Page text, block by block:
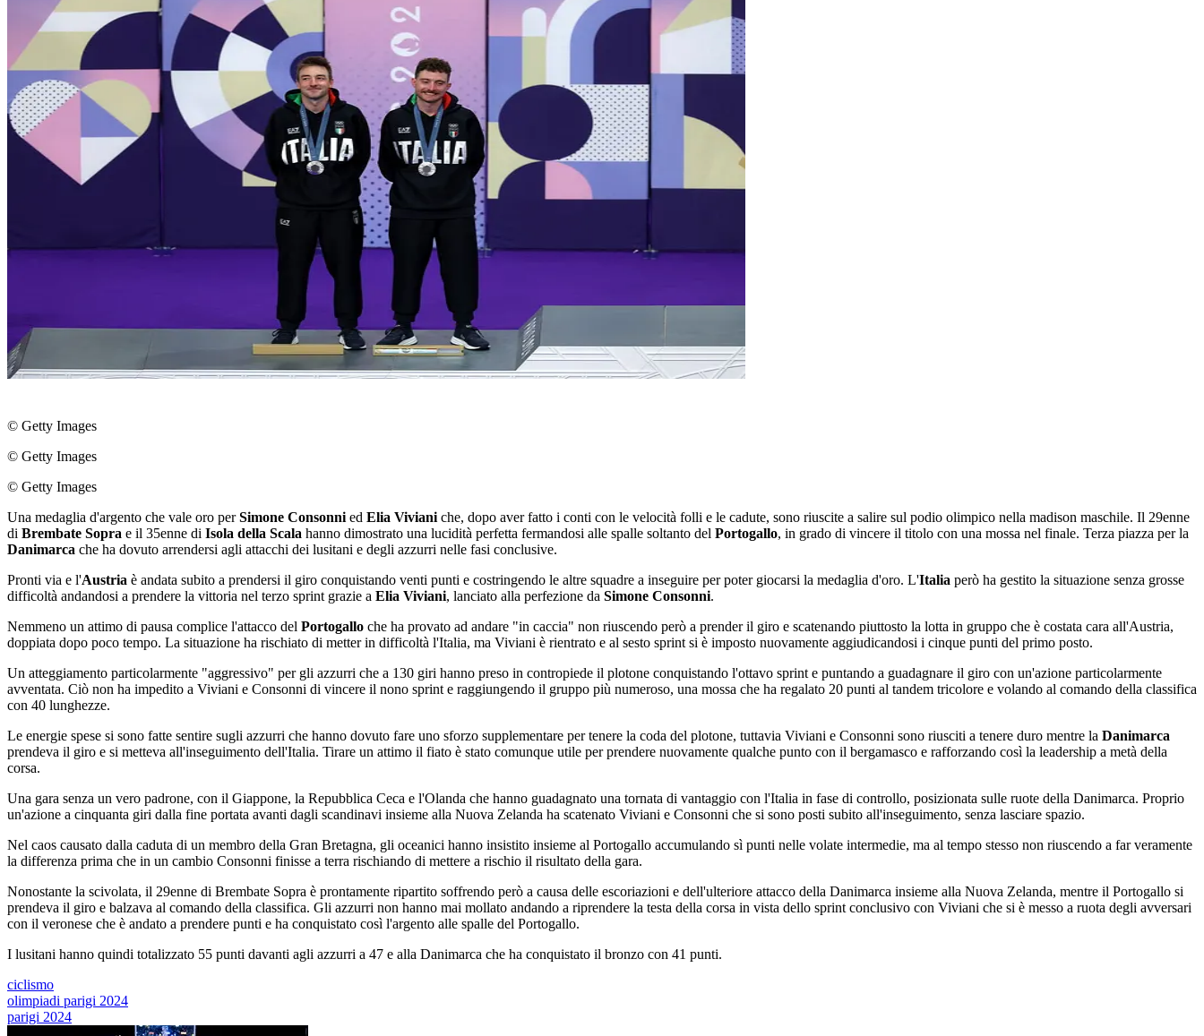
© Getty Images
© Getty Images
© Getty Images
Una medaglia d'argento che vale oro perSimone Consonni ed Elia Viviani che, dopo aver fatto i conti con le velocità folli e le cadute, sono riuscite a salire sul podio olimpico nella madison maschile. Il 29enne
di Brembate Sopra e il 35enne di Isola della Scala hanno dimostrato una lucidità perfetta fermandosi alle spalle soltanto del Portogallo, in grado di vincere il titolo con una mossa nel finale. Terza piazza per la
Danimarca che ha dovuto arrendersi agli attacchi dei lusitani e degli azzurri nelle fasi conclusive.
Pronti via e l'Austria è andata subito a prendersi il giro conquistando venti punti e costringendo le altre squadre a inseguire per poter giocarsi la medaglia d'oro. L'Italia però ha gestito la situazione senza grosse
difficoltà andandosi a prendere la vittoria nel terzo sprint grazie a Elia Viviani, lanciato alla perfezione da Simone Consonni.
Nemmeno un attimo di pausa complice l'attacco del Portogallo che ha provato ad andare "in caccia" non riuscendo però a prender il giro e scatenando piuttosto la lotta in gruppo che è costata cara all'Austria,
doppiata dopo poco tempo. La situazione ha rischiato di metter in difficoltà l'Italia, ma Viviani è rientrato e al sesto sprint si è imposto nuovamente aggiudicandosi i cinque punti del primo posto.
Un atteggiamento particolarmente "aggressivo" per gli azzurri che a 130 giri hanno preso in contropiede il plotone conquistando l'ottavo sprint e puntando a guadagnare il giro con un'azione particolarmente
avventata. Ciò non ha impedito a Viviani e Consonni di vincere il nono sprint e raggiungendo il gruppo più numeroso, una mossa che ha regalato 20 punti al tandem tricolore e volando al comando della classifica
con 40 lunghezze.
Le energie spese si sono fatte sentire sugli azzurri che hanno dovuto fare uno sforzo supplementare per tenere la coda del plotone, tuttavia Viviani e Consonni sono riusciti a tenere duro mentre la Danimarca
prendeva il giro e si metteva all'inseguimento dell'Italia. Tirare un attimo il fiato è stato comunque utile per prendere nuovamente qualche punto con il bergamasco e rafforzando così la leadership a metà della
corsa.
Una gara senza un vero padrone, con il Giappone, la Repubblica Ceca e l'Olanda che hanno guadagnato una tornata di vantaggio con l'Italia in fase di controllo, posizionata sulle ruote della Danimarca. Proprio
un'azione a cinquanta giri dalla fine portata avanti dagli scandinavi insieme alla Nuova Zelanda ha scatenato Viviani e Consonni che si sono posti subito all'inseguimento, senza lasciare spazio.
Nel caos causato dalla caduta di un membro della Gran Bretagna, gli oceanici hanno insistito insieme al Portogallo accumulando sì punti nelle volate intermedie, ma al tempo stesso non riuscendo a far veramente
la differenza prima che in un cambio Consonni finisse a terra rischiando di mettere a rischio il risultato della gara.
Nonostante la scivolata, il 29enne di Brembate Sopra è prontamente ripartito soffrendo però a causa delle escoriazioni e dell'ulteriore attacco della Danimarca insieme alla Nuova Zelanda, mentre il Portogallo si
prendeva il giro e balzava al comando della classifica. Gli azzurri non hanno mai mollato andando a riprendere la testa della corsa in vista dello sprint conclusivo con Viviani che si è messo a ruota degli avversari
con il veronese che è andato a prendere punti e ha conquistato così l'argento alle spalle del Portogallo.
I lusitani hanno quindi totalizzato 55 punti davanti agli azzurri a 47 e alla Danimarca che ha conquistato il bronzo con 41 punti.
ciclismo
olimpiadi parigi 2024
parigi 2024